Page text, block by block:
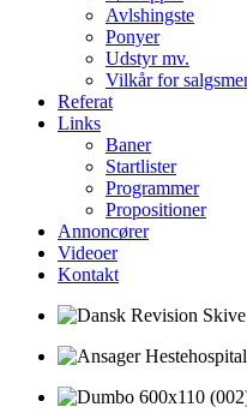
Avlshingste
Ponyer
Udstyr mv.
Vilkår for
Referat
Links
Baner
Startlister
Programmer
Propositioner
Annoncører
Videoer
Kontakt